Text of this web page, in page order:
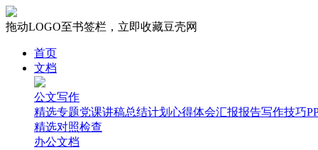
拖动LOGO至书签栏，立即收藏豆壳网
首页
文档
公文写作
精选专题党课讲稿总结计划 心得体会汇报报告写作技巧
精选对照检查
办公文档